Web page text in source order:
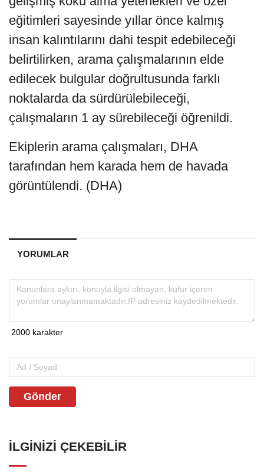
eğitimleri sayesinde yıllar önce kalmış
insan kalıntılarını dahi tespit edebileceği
belirtilirken, arama çalışmalarının elde
edilecek bulgular doğrultusunda farklı
noktalarda da sürdürülebileceği,
çalışmaların 1 ay sürebileceği öğrenildi.
Ekiplerin arama çalışmaları, DHA
tarafından hem karada hem de havada
görüntülendi. (DHA)
YORUMLAR
Gönder
İLGINIZI ÇEKEBILIR